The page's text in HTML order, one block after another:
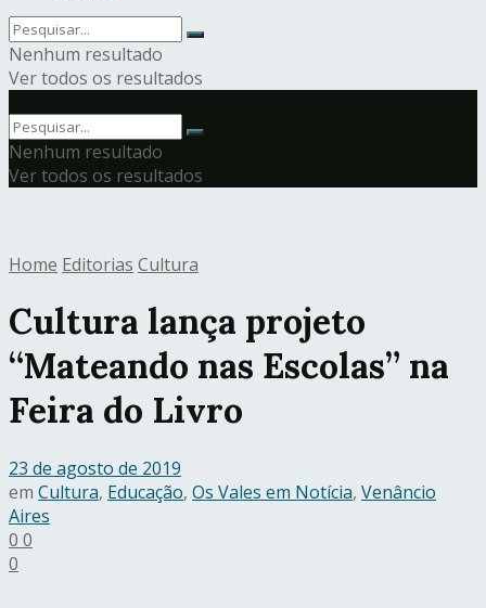
Nenhum resultado
Ver todos os resultados
Nenhum resultado
Ver todos os resultados
Home Editorias Cultura
Cultura lança projeto
“Mateando nas Escolas” na
Feira do Livro
23 de agosto de 2019
em Cultura, Educação, Os Vales em Notícia, Venâncio
Aires
0 0
0